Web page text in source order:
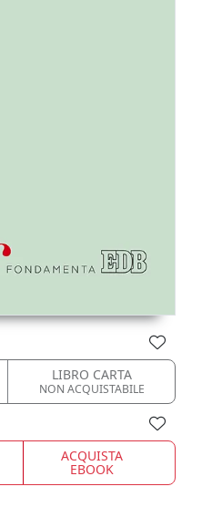
LIBRO CARTA
NON ACQUISTABILE
ACQUISTA
EBOOK